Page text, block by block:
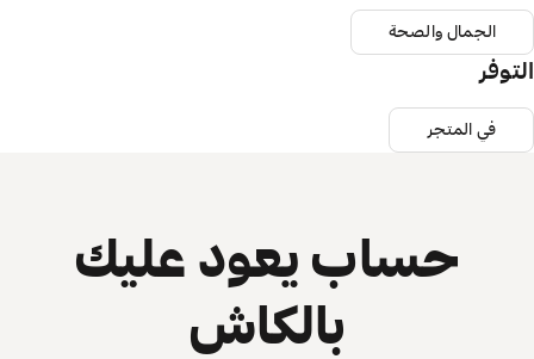
الجمال والصحة
التوفر
في المتجر
حساب يعود عليك
بالكاش